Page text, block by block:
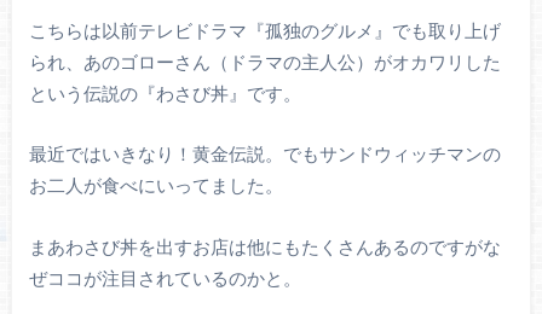
こちらは以前テレビドラマ『孤独のグルメ』でも取り上げ
られ、あのゴローさん（ドラマの主人公）がオカワリした
という伝説の『わさび丼』です。
最近ではいきなり！黄金伝説。でもサンドウィッチマンの
お二人が食べにいってました。
まあわさび丼を出すお店は他にもたくさんあるのですがな
ぜココが注目されているのかと。